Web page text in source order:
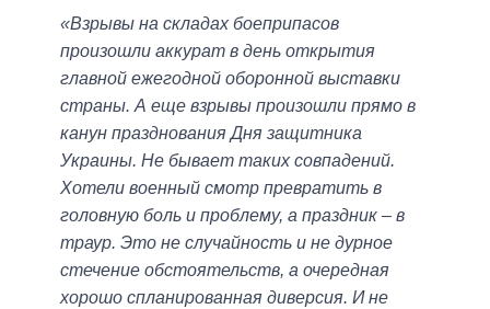
«Взрывы на складах боеприпасов
произошли аккурат в день открытия
главной ежегодной оборонной выставки
страны. А еще взрывы произошли прямо в
канун празднования Дня защитника
Украины. Не бывает таких совпадений.
Хотели военный смотр превратить в
головную боль и проблему, а праздник – в
траур. Это не случайность и не дурное
стечение обстоятельств, а очередная
хорошо спланированная диверсия. И не